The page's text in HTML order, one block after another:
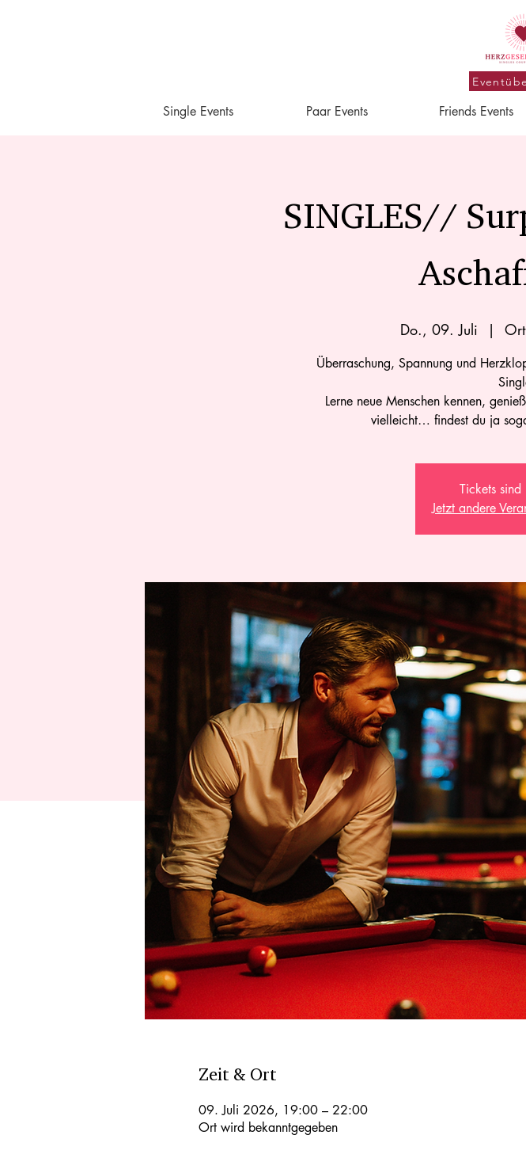
Single Events Paar Events Friends Events
SINGLES//
Do., 09. Juli
  |
Überraschung, Spannung und
Lerne neue Menschen kennen,
vielleicht… findest du ja
Tickets
Jetzt andere
Zeit & Ort
09. Juli 2026, 19:00 – 22:00
Ort wird bekanntgegeben